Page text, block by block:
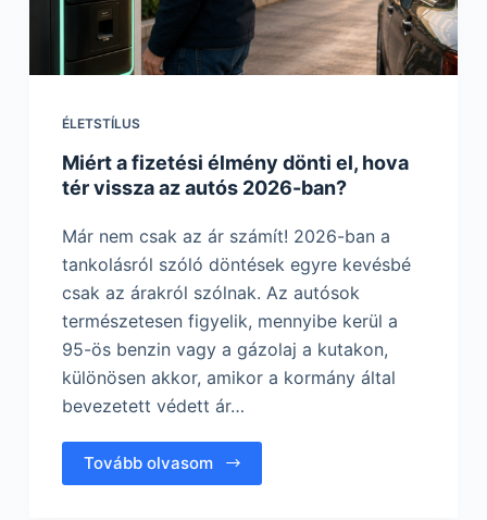
ÉLETSTÍLUS
Miért a fizetési élmény dönti el, hova
tér vissza az autós 2026-ban?
Már nem csak az ár számít! 2026-ban a
tankolásról szóló döntések egyre kevésbé
csak az árakról szólnak. Az autósok
természetesen figyelik, mennyibe kerül a
95-ös benzin vagy a gázolaj a kutakon,
különösen akkor, amikor a kormány által
bevezetett védett ár…
Tovább olvasom